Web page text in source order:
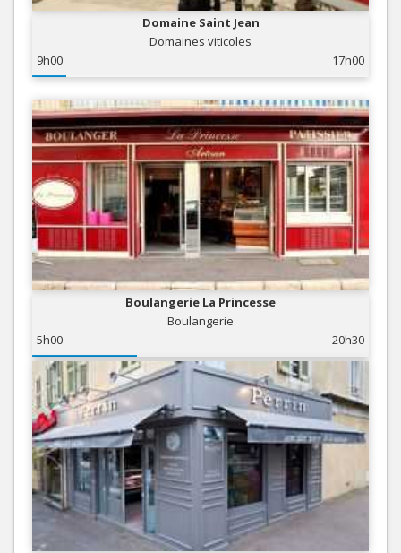
Domaine Saint Jean
Domaines viticoles
9h00
17h00
Boulangerie La Princesse
Boulangerie
5h00
20h30